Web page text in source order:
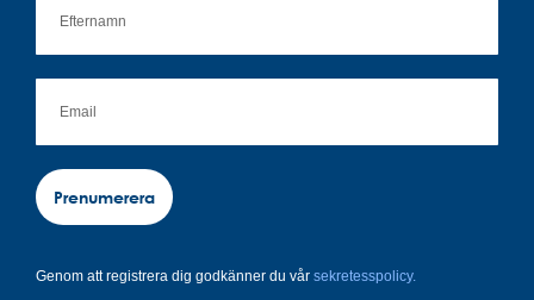
Prenumerera
Genom att registrera dig godkänner du vår sekretesspolicy.